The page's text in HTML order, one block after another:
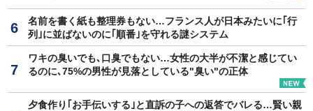
名前を書く紙も整理券もない…フランス人が日本みたいに｢行
列｣に並ばないのに｢順番｣を守れる謎システム
ワキの臭いでも､口臭でもない…女性の大半が不潔と感じてい
るのに､75%の男性が見落としている"臭い"の正体
夕食作り｢お手伝いする｣と直訴の子への返答でバレる…賢い親